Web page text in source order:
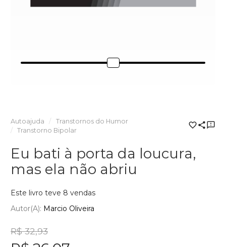
Autoajuda
Transtornos do Humor
Transtorno Bipolar
Eu bati à porta da loucura,
mas ela não abriu
Este livro teve 8 vendas
Autor(a): Marcio Oliveira
R$ 32,93